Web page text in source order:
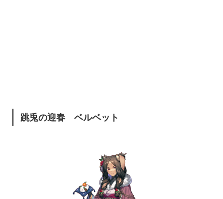
跳兎の迎春 ベルベット